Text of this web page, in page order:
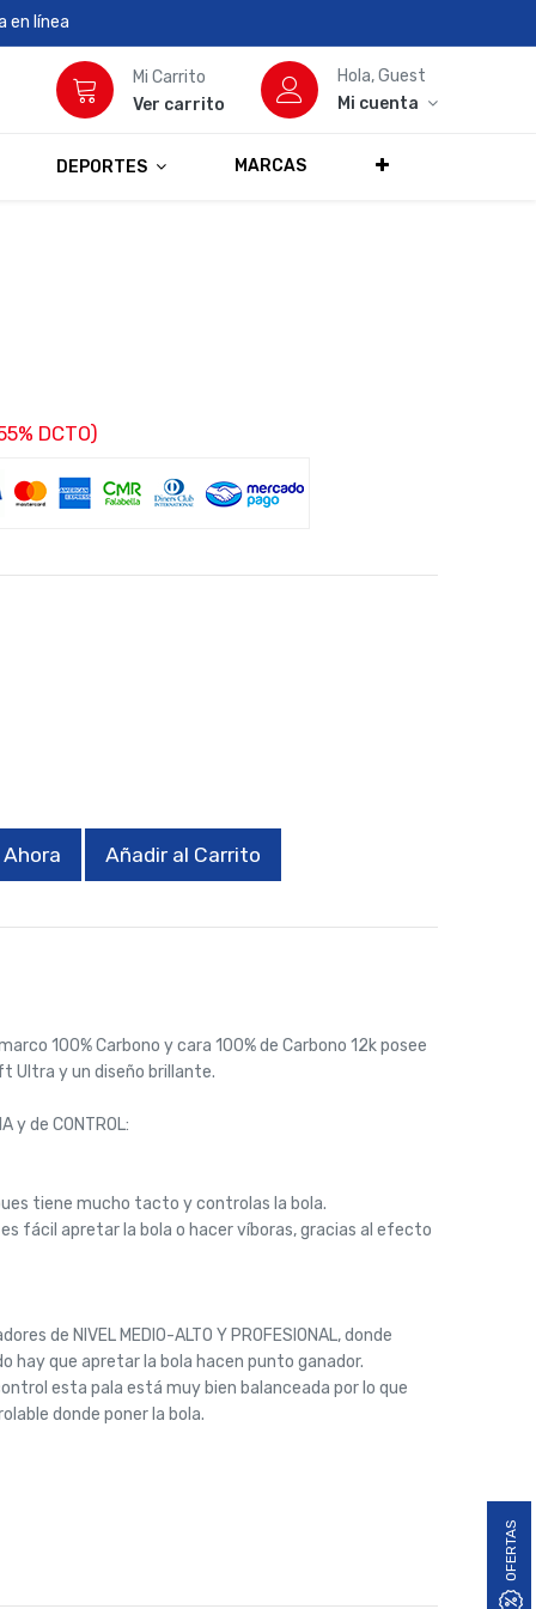
OFERTAS
en línea
Mi Carrito
Ver carrito
Hola, Guest
Mi cuenta
DEPORTES MARCAS
DCTO)
Añadir al Carrito
100% Carbono y cara 100% de Carbono 12k posee
Ultra y un diseño brillante.
y de CONTROL:
tiene mucho tacto y controlas la bola.
fácil apretar la bola o hacer víboras, gracias al efecto
de NIVEL MEDIO-ALTO Y PROFESIONAL, donde
hay que apretar la bola hacen punto ganador.
esta pala está muy bien balanceada por lo que
donde poner la bola.